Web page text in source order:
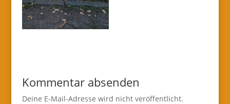
Kommentar absenden
Deine E-Mail-Adresse wird nicht veröffentlicht.